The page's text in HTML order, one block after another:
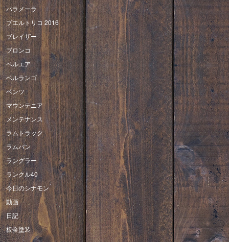
パラメーラ
プエルトリコ 2016
ブレイザー
ブロンコ
ベルエア
ベルランゴ
ベンツ
マウンテニア
メンテナンス
ラムトラック
ラムバン
ラングラー
ランクル40
今日のシナモン
動画
日記
板金塗装